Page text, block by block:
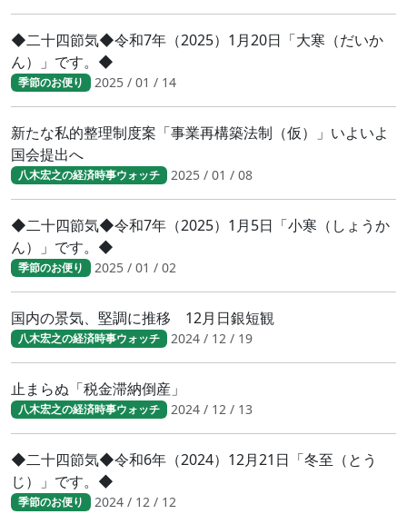
◆二十四節気◆令和7年（2025）1月20日「大寒（だいか
ん）」です。◆
季節のお便り 2025 / 01 / 14
新たな私的整理制度案「事業再構築法制（仮）」いよいよ
国会提出へ
八木宏之の経済時事ウォッチ 2025 / 01 / 08
◆二十四節気◆令和7年（2025）1月5日「小寒（しょうか
ん）」です。◆
季節のお便り 2025 / 01 / 02
国内の景気、堅調に推移 12月日銀短観
八木宏之の経済時事ウォッチ 2024 / 12 / 19
止まらぬ「税金滞納倒産」
八木宏之の経済時事ウォッチ 2024 / 12 / 13
◆二十四節気◆令和6年（2024）12月21日「冬至（とう
じ）」です。◆
季節のお便り 2024 / 12 / 12